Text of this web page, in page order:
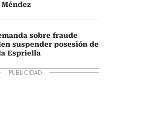
sobre fraude
suspender posesión de
Espriella